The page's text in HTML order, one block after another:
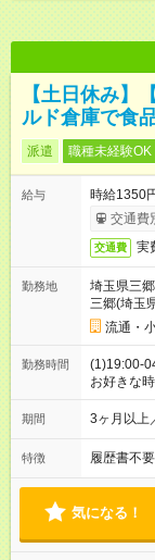
【土日休み】
ルド倉庫で食
派遣 職種未経験OK
給与
時給1350
交通費
交通費 実
勤務地
埼玉県三
三郷(埼玉
流通・
勤務時間
(1)19:00-
お好きな
期間 3ヶ月以上
特徴 履歴書不要
気になる！